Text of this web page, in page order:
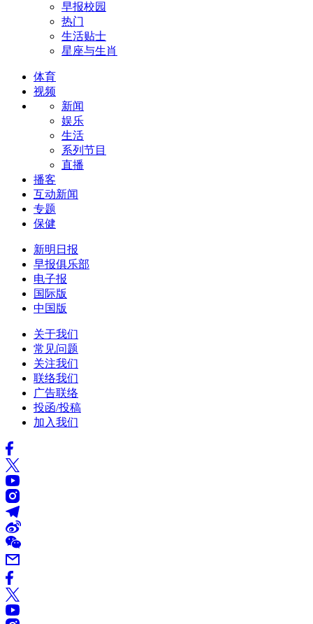
早报校园
热门
生活贴士
星座与生肖
体育
视频
新闻
娱乐
生活
系列节目
直播
播客
互动新闻
专题
保健
新明日报
早报俱乐部
电子报
国际版
中国版
关于我们
常见问题
关注我们
联络我们
广告联络
投函/投稿
加入我们